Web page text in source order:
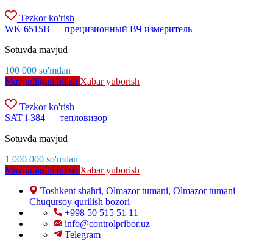
Tezkor ko'rish
WK 6515B — прецизионный ВЧ измеритель
Sotuvda mavjud
100 000 so'mdan
Mavjudligini bilish Xabar yuborish
Tezkor ko'rish
SAT i-384 — тепловизор
Sotuvda mavjud
1 000 000 so'mdan
Mavjudligini bilish Xabar yuborish
Toshkent shahri, Olmazor tumani, Olmazor tumani
Chuqursoy qurilish bozori
+998 50 515 51 11
info@controlpribor.uz
Telegram